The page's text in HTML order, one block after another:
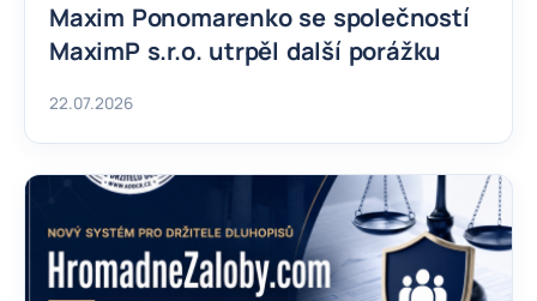
Maxim Ponomarenko se společností
MaximP s.r.o. utrpěl další porážku
22.07.2026